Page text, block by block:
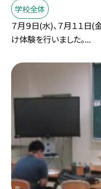
学校全体
７月９日(水)、７月１１
け体験を行いました。...